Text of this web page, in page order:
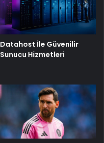
Datahost İle Güvenilir
Sunucu Hizmetleri